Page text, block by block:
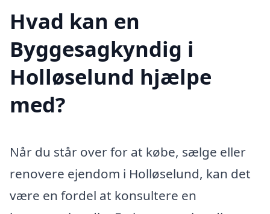
Hvad kan en
Byggesagkyndig i
Holløselund hjælpe
med?
Når du står over for at købe, sælge eller
renovere ejendom i Holløselund, kan det
være en fordel at konsultere en